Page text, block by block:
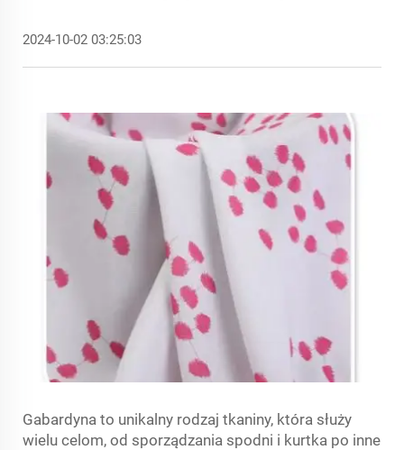
2024-10-02 03:25:03
Gabardyna to unikalny rodzaj tkaniny, która służy
wielu celom, od sporządzania spodni i kurtka po inne